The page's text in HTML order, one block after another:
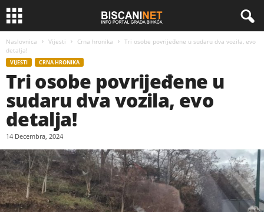
Naslovnica Vijesti Crna hronika
Tri osobe povrijeđene u sudaru dva vozila, evo
detalja!
VIJESTI CRNA HRONIKA
Tri osobe povrijeđene u
sudaru dva vozila, evo
detalja!
14 Decembra, 2024